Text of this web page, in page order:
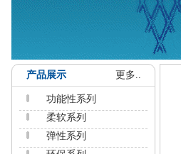
产品展示 更多..
功能性系列
柔软系列
弹性系列